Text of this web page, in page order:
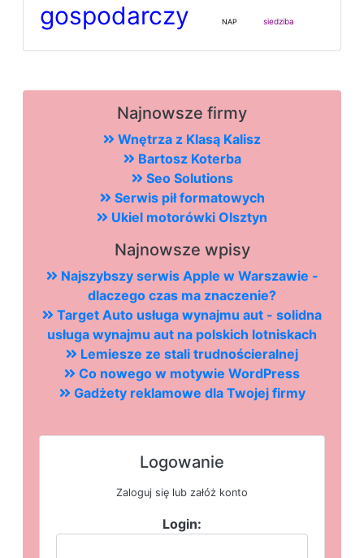
gospodarczy
NAP siedziba
Najnowsze firmy
Wnętrza z Klasą Kalisz
Bartosz Koterba
Seo Solutions
Serwis pił formatowych
Ukiel motorówki Olsztyn
Najnowsze wpisy
Najszybszy serwis Apple w Warszawie -
dlaczego czas ma znaczenie?
Target Auto usługa wynajmu aut - solidna
usługa wynajmu aut na polskich lotniskach
Lemiesze ze stali trudnościeralnej
Co nowego w motywie WordPress
Gadżety reklamowe dla Twojej firmy
Logowanie
Zaloguj się lub załóż konto
Login: